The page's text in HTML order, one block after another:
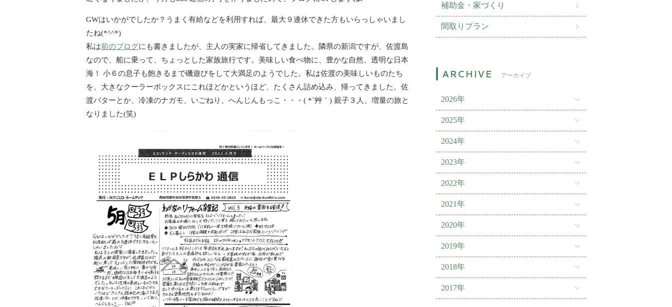
GWはいかがでしたか？うまく有給などを利用すれば、最大９連休できた方もいらっしゃいまし
たね(*^^*)
私は前のブログにも書きましたが、主人の実家に帰省してきました。隣県の新潟ですが、佐渡島
なので、船に乗って、ちょっとした家族旅行です。美味しい食べ物に、豊かな自然、透明な日本
海！ 小６の息子も飽きるまで磯遊びをして大満足のようでした。私は佐渡の美味しいものたち
を、大きなクーラーボックスにこれほどかというほど、たくさん詰め込み、帰ってきました。佐
渡バターとか、冷凍のナガモ、いごねり、へんじんもっこ・・・( *´艸｀) 親子３人、増量の旅と
なりました(笑)
補助金・家づくり
間取りプラン
アーカイブ
2026年
2025年
2024年
2023年
2022年
2021年
2020年
2019年
2018年
2017年